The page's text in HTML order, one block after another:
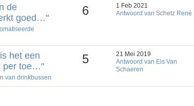
de
goed…"
6
1 Feb 2021
Antwoord van Schetz René
het een
per toe…"
van drinkbussen
5
21 Mei 2019
Antwoord van Els Van
Schaeren